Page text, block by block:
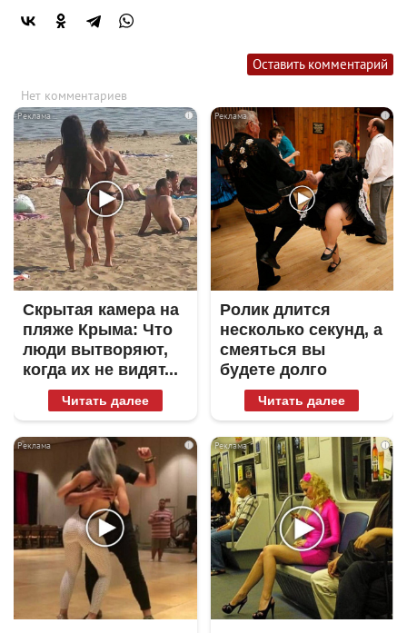
Оставить комментарий
Нет комментариев
i
Скрытая камера на
пляже Крыма: Что
люди вытворяют,
когда их не видят...
Читать далее
i
Ролик длится
несколько секунд, а
смеяться вы
будете долго
Читать далее
i i